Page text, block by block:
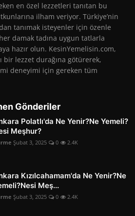
en özel lezzetleri tanıtan bu
ilham veriyor. Türkiye’nin
tanımak isteyenler için özenle
damak tadına uygun tatlarla
hazır olun. KesinYemelisin.com,
bir lezzet durağına götürerek,
deneyimi için gereken tüm
Gönderiler
Polatlı'da Ne Yenir?Ne Yemeli?
Meşhur?
Şubat 3, 2025 0 2.4K
Kızılcahamam'da Ne Yenir?Ne
Meş...
Şubat 3, 2025 0 2.4K